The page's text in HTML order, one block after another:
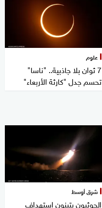
علوم
7 ثوان بلا جاذبية.. "ناسا"
تحسم جدل "كارثة الأربعاء"
شرق أوسط
الحوثيون يتبنون استهداف